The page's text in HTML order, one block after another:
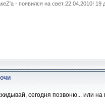
- появился на свет 22.04.2010!
сегодня позвоню... или на